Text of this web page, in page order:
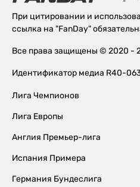
При цитировании и
ссылка на "FanDay"
Все права защищены © 2020 -
Идентификатор медиа R40-
Лига Чемпионов
Лига Европы
Англия Премьер-лига
Испания Примера
Германия Бундеслига